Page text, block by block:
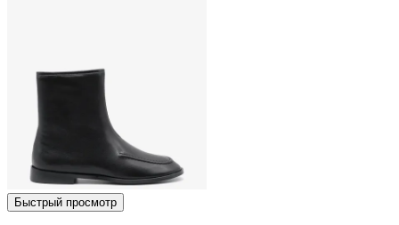
Быстрый просмотр